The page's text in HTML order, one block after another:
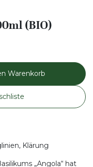
(BIO)
Warenkorb
Klärung
„Angola“ hat